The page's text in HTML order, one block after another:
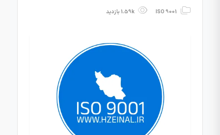
ISO 9001